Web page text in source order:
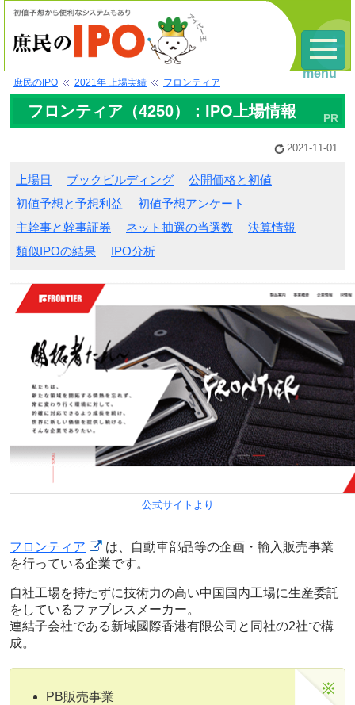
庶民のIPO 2021年 上場実績 フロンティア
フロンティア（4250）：IPO上場情報
2021-11-01
上場日 ブックビルディング
公開価格と初値
初値予想と予想利益
初値予想アンケート
主幹事と幹事証券
ネット抽選の当選数
決算情報
類似IPOの結果
IPO分析
公式サイトより
フロンティア
は、自動車部品等の企画・輸入販売事業
を行っている企業です。
自社工場を持たずに技術力の高い中国国内工場に生産委託
をしているファブレスメーカー。
連結子会社である新域國際香港有限公司と同社の2社で構
成。
PB販売事業
menu